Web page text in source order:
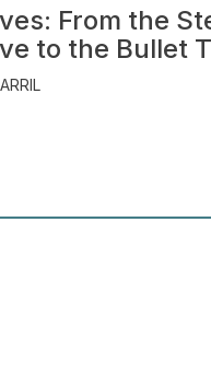
From the
to the Bullet